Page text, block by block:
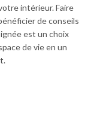
intérieur. Faire
de conseils
est un choix
de vie en un